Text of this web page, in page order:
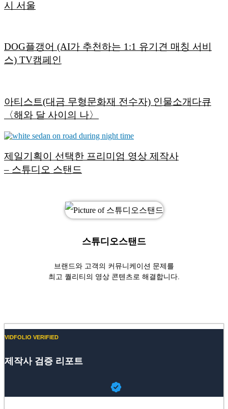
시 서울
DOG플갱어 (AI가 추천하는 1:1 유기견 매칭 서비
스) TV캠페인
아티스트(대금 무형문화재 전수자) 인물소개다큐
〈해와 달 사이의 나〉
제일기획이 선택한 프리미엄 영상 제작사
– 스튜디오 스탠드
스튜디오스탠드
브랜드와 고객의 커뮤니케이션 문제를
최고 퀄리티의 영상 콘텐츠로 해결합니다.
VIDFOLIO VERIFIED
제작사 검증 리포트